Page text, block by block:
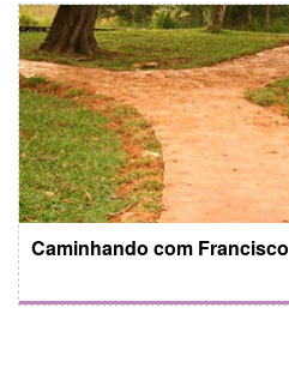
Caminhando com Francisco